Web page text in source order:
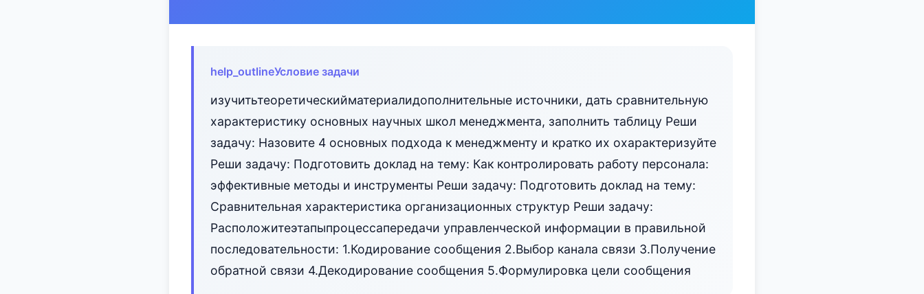
help_outlineУсловие задачи
изучитьтеоретическийматериалидополнительные источники, дать сравнительную
характеристику основных научных школ менеджмента, заполнить таблицу Реши
задачу: Назовите 4 основных подхода к менеджменту и кратко их охарактеризуйте
Реши задачу: Подготовить доклад на тему: Как контролировать работу персонала:
эффективные методы и инструменты Реши задачу: Подготовить доклад на тему:
Сравнительная характеристика организационных структур Реши задачу:
Расположитеэтапыпроцессапередачи управленческой информации в правильной
последовательности: 1.Кодирование сообщения 2.Выбор канала связи 3.Получение
обратной связи 4.Декодирование сообщения 5.Формулировка цели сообщения